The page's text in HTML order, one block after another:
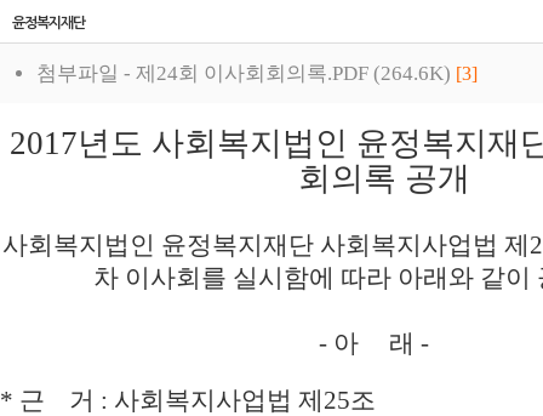
윤정복지재단
첨부파일 - 제24회 이사회회의록.PDF (264.6K) [3]
2017년도 사회복지법인 윤정복지재
회의록 공개
사회복지법인 윤정복지재단 사회복지사업법 제
차 이사회를 실시함에 따라 아래와 같이
- 아 래 -
* 근 거 : 사회복지사업법 제25조